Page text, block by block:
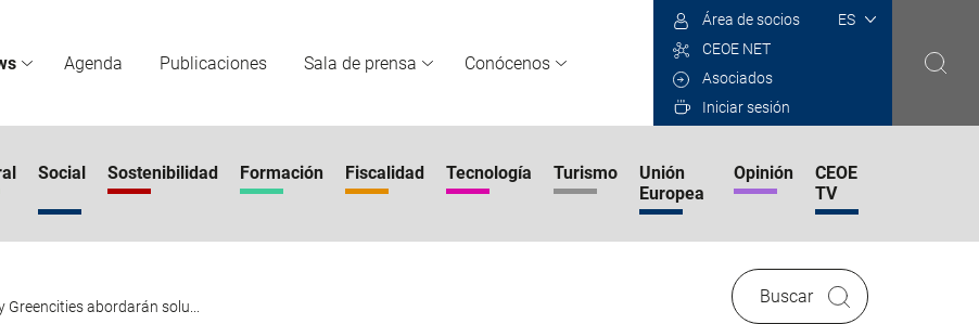
Agenda Publicaciones Sala de prensa Conócenos
Select
Área de socios
CEOE NET
Asociados
Iniciar sesión
Social Sostenibilidad Formación Fiscalidad Tecnología Turismo
Unión
Europea
Opinión
CEOE
TV
Greencities abordarán solu...
Buscar